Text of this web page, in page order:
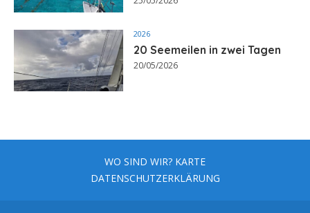
2026
20 Seemeilen in zwei Tagen
20/05/2026
WO SIND WIR? KARTE
DATENSCHUTZERKLÄRUNG